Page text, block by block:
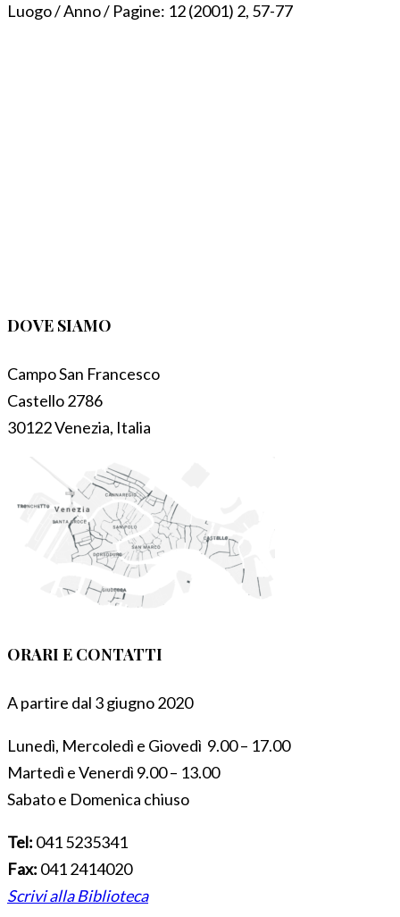
Luogo / Anno / Pagine: 12 (2001) 2, 57-77
DOVE SIAMO
Campo San Francesco
Castello 2786
30122 Venezia, Italia
ORARI E CONTATTI
A partire dal 3 giugno 2020
Lunedì, Mercoledì e Giovedì 9.00 – 17.00
Martedì e Venerdì 9.00 – 13.00
Sabato e Domenica chiuso
Tel: 041 5235341
Fax: 041 2414020
Scrivi alla Biblioteca